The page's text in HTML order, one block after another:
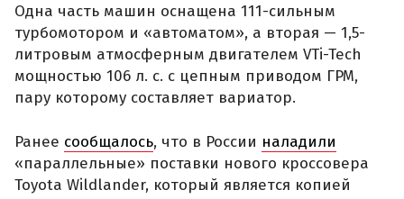
Одна часть машин оснащена 111-сильным
турбомотором и «автоматом», а вторая — 1,5-
литровым атмосферным двигателем VTi-Tech
мощностью 106 л. с. с цепным приводом ГРМ,
пару которому составляет вариатор.
Ранее сообщалось, что в России наладили
«параллельные» поставки нового кроссовера
Toyota Wildlander, который является копией